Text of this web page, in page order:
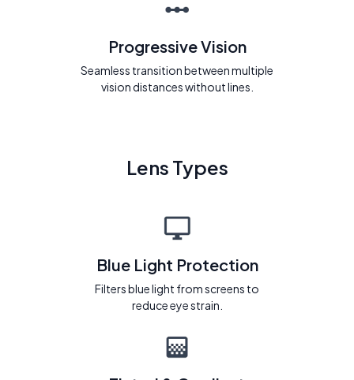
Progressive Vision
Seamless transition between multiple
vision distances without lines.
Lens Types
Blue Light Protection
Filters blue light from screens to
reduce eye strain.